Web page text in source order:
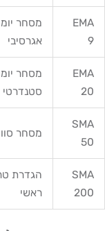
EMA
9
מסחר
אגרסיבי
EMA
20
מסחר
סטנדרטי
SMA
50
מסחר
SMA
200
הגדרת
ראשי